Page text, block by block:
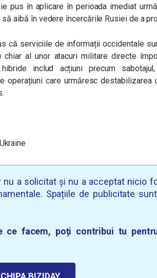
pus în aplicare în perioada imediat
aibă în vedere încercările Rusiei de a
că serviciile de informații occidentale
chiar al unor atacuri militare directe
includ acțiuni precum
operațiuni care urmăresc destabilizarea
nu a solicitat și nu a acceptat nicio
Spațiile de publicitate
ce facem, poți contribui tu